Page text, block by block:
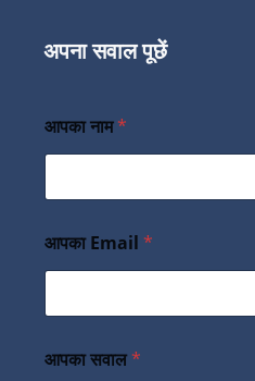
अपना सवाल पूछें
आपका नाम*
आपका Email *
आपका सवाल*